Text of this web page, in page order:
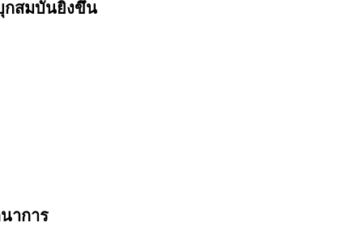
กสมบันยิ่งขึ้น
าการ